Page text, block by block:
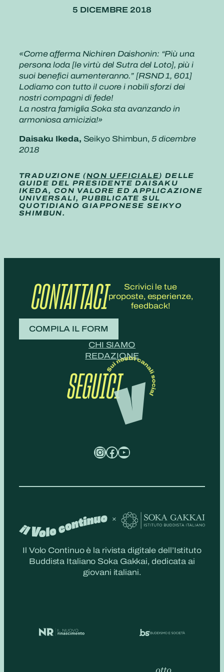
5 DICEMBRE 2018
«Come afferma Nichiren Daishonin: “Più una
persona loda [le virtù del Sutra del Loto], più i
suoi benefici aumenteranno.” [RSND 1, 601]
Lodiamo con tutto il cuore i nobili sforzi dei
nostri compagni di fede!
La nostra famiglia Soka sta avanzando in
armoniosa amicizia!»
Daisaku Ikeda, Seikyo Shimbun, 5 dicembre
2018
TRADUZIONE (NON UFFICIALE) DELLE
GUIDE DEL PRESIDENTE DAISAKU
IKEDA, CON VALORE ED APPLICAZIONE
UNIVERSALI, PUBBLICATE SUL
QUOTIDIANO GIAPPONESE SEIKYO
SHIMBUN.
CONTATTACI
Scrivici le tue
proposte, esperienze,
feedback!
COMPILA IL FORM
CHI SIAMO
REDAZIONE
SEGUICI
InstagramFacebook YouTube
Il Volo Continuo è la rivista digitale dell’Istituto
Buddista Italiano Soka Gakkai, dedicata ai
giovani italiani.